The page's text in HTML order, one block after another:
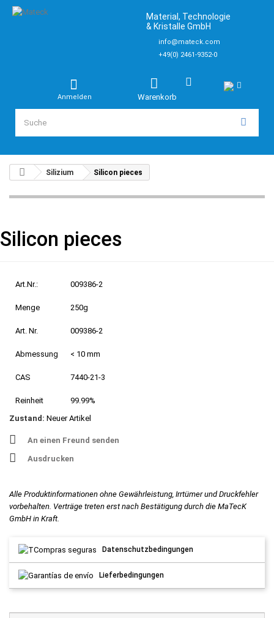
Material, Technologie
& Kristalle GmbH
info@mateck.com
+49(0) 2461-9352-0
Warenkorb
Anmelden
Silizium Silicon pieces
Silicon pieces
Art.Nr.: 009386-2
Menge 250g
Art. Nr. 009386-2
Abmessung < 10 mm
CAS 7440-21-3
Reinheit
99.99%
Zustand: Neuer Artikel
An einen Freund senden
Ausdrucken
Alle Produktinformationen ohne Gewährleistung, Irrtümer und Druckfehler
vorbehalten. Verträge treten erst nach Bestätigung durch die MaTecK
GmbH in Kraft.
Datenschutzbedingungen
Lieferbedingungen